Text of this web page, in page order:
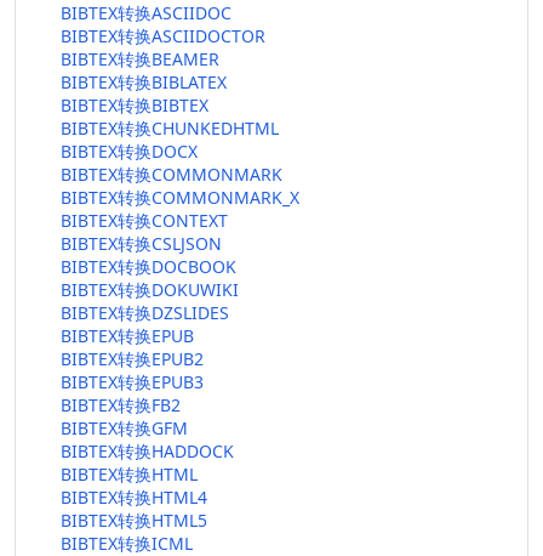
BIBTEX转换ASCIIDOC
BIBTEX转换ASCIIDOCTOR
BIBTEX转换BEAMER
BIBTEX转换BIBLATEX
BIBTEX转换BIBTEX
BIBTEX转换CHUNKEDHTML
BIBTEX转换DOCX
BIBTEX转换COMMONMARK
BIBTEX转换COMMONMARK_X
BIBTEX转换CONTEXT
BIBTEX转换CSLJSON
BIBTEX转换DOCBOOK
BIBTEX转换DOKUWIKI
BIBTEX转换DZSLIDES
BIBTEX转换EPUB
BIBTEX转换EPUB2
BIBTEX转换EPUB3
BIBTEX转换FB2
BIBTEX转换GFM
BIBTEX转换HADDOCK
BIBTEX转换HTML
BIBTEX转换HTML4
BIBTEX转换HTML5
BIBTEX转换ICML